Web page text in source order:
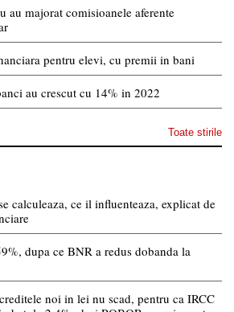
au majorat comisioanele aferente
pentru elevi, cu premii in bani
au crescut cu 14% in 2022
Toate stirile
calculeaza, ce il influenteaza, explicat de
dupa ce BNR a redus dobanda la
noi in lei nu scad, pentru ca IRCC